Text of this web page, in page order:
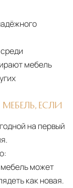
мебель
ЕСЛИ
на первый
может
как новая.